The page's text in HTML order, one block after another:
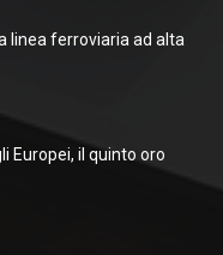
linea ferroviaria ad alta
Europei, il quinto oro